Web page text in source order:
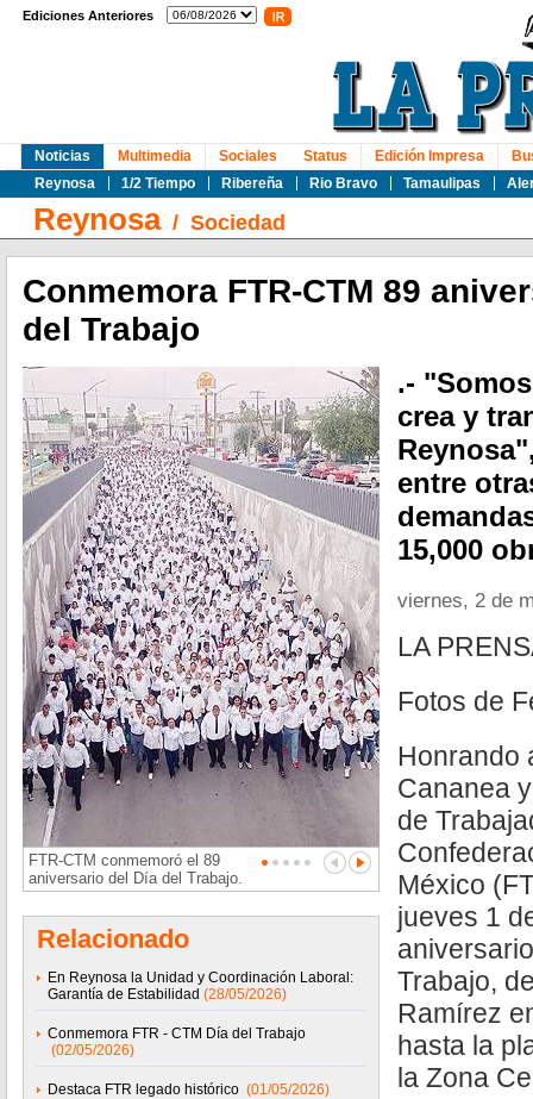
Ediciones Anteriores
Noticias
Reynosa
1/2 Tiempo Ribereña Rio Bravo Tamaulipas
Multimedia Sociales Status Edición Impresa
Reynosa/ Sociedad
Conmemora FTR-CTM 89
del Trabajo
FTR-CTM conmemoró el 89
aniversario del Día del Trabajo.
Relacionado
En Reynosa la Unidad y Coordinación Laboral:
Garantía de Estabilidad (28/05/2026)
Conmemora FTR - CTM Día del Trabajo
(02/05/2026)
Destaca FTR legado histórico (01/05/2026)
.-
crea y
entre
15,000
viernes, 2 de
LA
Fotos de
Honrando
Cananea
de
México
jueves 1
Trabajo,
Ramírez
hasta la
la Zona